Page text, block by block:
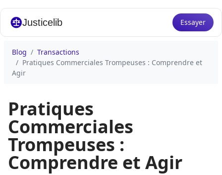
Justicelib Essayer
Blog
Transactions
Pratiques Commerciales Trompeuses : Comprendre et
Agir
Pratiques
Commerciales
Trompeuses :
Comprendre et Agir